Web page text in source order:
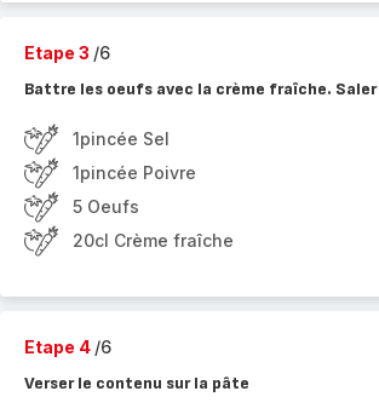
Etape 3 /6
Battre les oeufs avec la crème fraîche.
1pincée Sel
1pincée Poivre
5 Oeufs
20cl Crème fraîche
Etape 4 /6
Verser le contenu sur la pâte